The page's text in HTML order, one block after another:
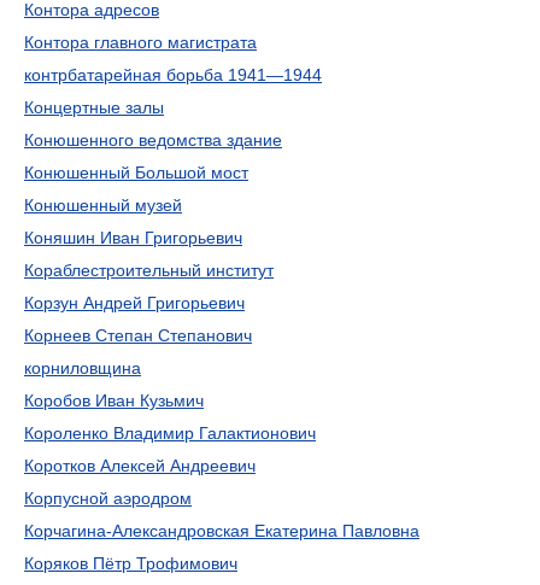
Контора адресов
Контора главного магистрата
контрбатарейная борьба 1941—1944
Концертные залы
Конюшенного ведомства здание
Конюшенный Большой мост
Конюшенный музей
Коняшин Иван Григорьевич
Кораблестроительный институт
Корзун Андрей Григорьевич
Корнеев Степан Степанович
корниловщина
Коробов Иван Кузьмич
Короленко Владимир Галактионович
Коротков Алексей Андреевич
Корпусной аэродром
Корчагина-Александровская Екатерина Павловна
Коряков Пётр Трофимович